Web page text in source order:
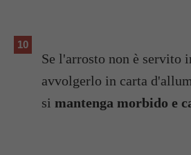
Se l'arrosto non è servito
avvolgerlo in carta
si mantenga morbido e